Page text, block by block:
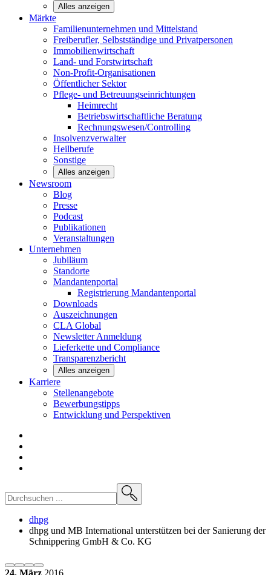
Alles anzeigen
Märkte
Familienunternehmen und Mittelstand
Freiberufler, Selbstständige und Privatpersonen
Immobilienwirtschaft
Land- und Forstwirtschaft
Non-Profit-Organisationen
Öffentlicher Sektor
Pflege- und Betreuungseinrichtungen
Heimrecht
Betriebswirtschaftliche Beratung
Rechnungswesen/Controlling
Insolvenzverwalter
Heilberufe
Sonstige
Alles anzeigen
Newsroom
Blog
Presse
Podcast
Publikationen
Veranstaltungen
Unternehmen
Jubiläum
Standorte
Mandantenportal
Registrierung Mandantenportal
Downloads
Auszeichnungen
CLA Global
NewsletterAnmeldung
Lieferkette und Compliance
Transparenzbericht
Alles anzeigen
Karriere
Stellenangebote
Bewerbungstipps
Entwicklung und Perspektiven
dhpg
dhpg und MB International unterstützen bei der Sanierung der
Schnippering GmbH & Co. KG
24. März 2016